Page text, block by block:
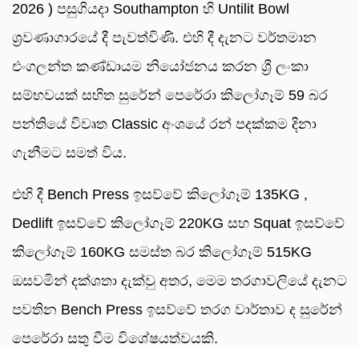
2026 ) පසුගියදා Southampton හි Untilit Bowl
ශ්‍රවණාගාරයේ දී පැවත්විණි. එහි දී දැනට වර්තමාන
එංගලන්ත කණ්ඩායම නියෝජනය කරන ශ්‍රී ලංකා
සම්භවයක් සහිත සුරේන් පෙරේරා කිලෝගෑම් 59 බර
පන්තියේ විවෘත Classic අංශයේ රන් පදක්කම දිනා
ගැනීමට සමත් විය.
එහි දී Bench Press ඉසව්වේ කිලෝගෑම් 135KG ,
Dedlift ඉසව්වේ කිලෝගෑම් 220KG සහ Squat ඉසව්වේ
කිලෝගෑම් 160KG සමස්ත බර කිලෝගෑම් 515KG
ඔසවමින් දක්ශතා දැක්වු අතර, මෙම තරගාවලියේ දැනට
පවතින Bench Press ඉසව්වේ තරග වාර්තාව ද සුරේන්
පෙරේරා සතු වීම විශේෂයත්වයකි.